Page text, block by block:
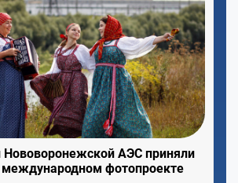
Нововоронежской АЭС приняли
международном фотопроекте